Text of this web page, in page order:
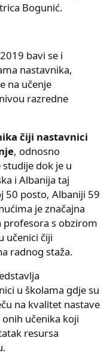
Bogunić.
bavi se i
nastavnika,
na učenje
razredne
čiji nastavnici
, odnosno
dok je u
i Albanija taj
50 posto, Albaniji 59
je značajna
profesora s obzirom
učenici čiji
radnog staža.
u školama gdje su
na kvalitet nastave
učenika koji
resursa